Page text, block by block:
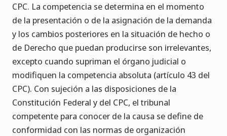
CPC. La competencia se determina en el momento
de la presentación o de la asignación de la demanda
y los cambios posteriores en la situación de hecho o
de Derecho que puedan producirse son irrelevantes,
excepto cuando supriman el órgano judicial o
modifiquen la competencia absoluta (artículo 43 del
CPC). Con sujeción a las disposiciones de la
Constitución Federal y del CPC, el tribunal
competente para conocer de la causa se define de
conformidad con las normas de organización